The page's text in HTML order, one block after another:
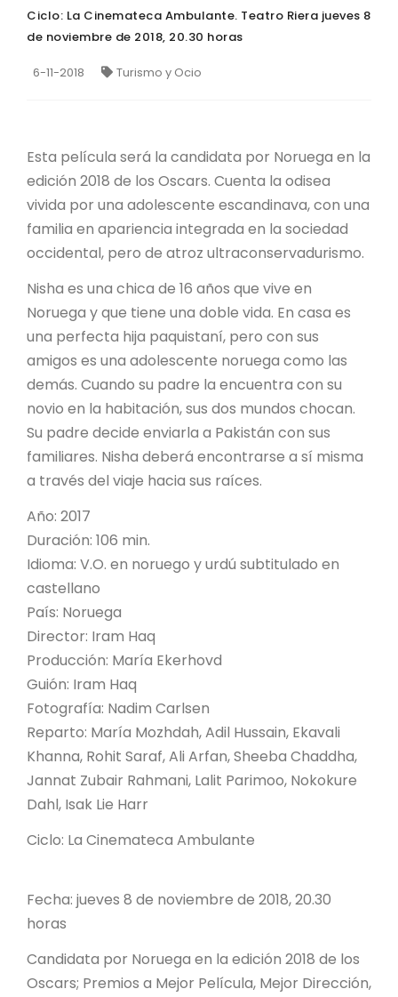
Ciclo: La Cinemateca Ambulante. Teatro Riera jueves 8
de noviembre de 2018, 20.30 horas
6-11-2018 Turismo y Ocio
Esta película será la candidata por Noruega en la
edición 2018 de los Oscars. Cuenta la odisea
vivida por una adolescente escandinava, con una
familia en apariencia integrada en la sociedad
occidental, pero de atroz ultraconservadurismo.
Nisha es una chica de 16 años que vive en
Noruega y que tiene una doble vida. En casa es
una perfecta hija paquistaní, pero con sus
amigos es una adolescente noruega como las
demás. Cuando su padre la encuentra con su
novio en la habitación, sus dos mundos chocan.
Su padre decide enviarla a Pakistán con sus
familiares. Nisha deberá encontrarse a sí misma
a través del viaje hacia sus raíces.
Año: 2017
Duración: 106 min.
Idioma: V.O. en noruego y urdú subtitulado en
castellano
País: Noruega
Director: Iram Haq
Producción: María Ekerhovd
Guión: Iram Haq
Fotografía: Nadim Carlsen
Reparto: María Mozhdah, Adil Hussain, Ekavali
Khanna, Rohit Saraf, Ali Arfan, Sheeba Chaddha,
Jannat Zubair Rahmani, Lalit Parimoo, Nokokure
Dahl, Isak Lie Harr
Ciclo: La Cinemateca Ambulante
Fecha: jueves 8 de noviembre de 2018, 20.30
horas
Candidata por Noruega en la edición 2018 de los
Oscars; Premios a Mejor Película, Mejor Dirección,